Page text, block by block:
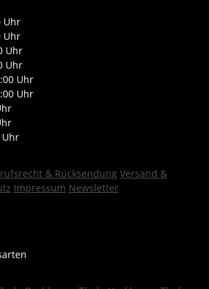
Uhr
Uhr
Uhr
Uhr
Uhr
Uhr
Uhr
& Rücksendung Versand &
Impressum Newsletter